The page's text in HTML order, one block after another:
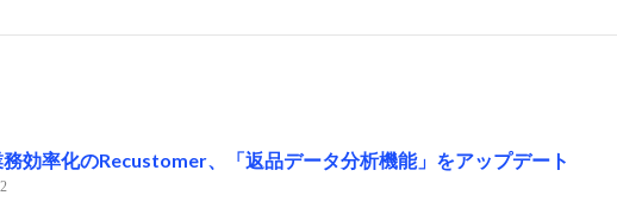
務効率化のRecustomer、「返品データ分析機能」をアップデート